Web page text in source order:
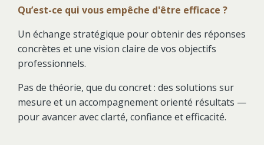
Qu’est-ce qui vous empêche d'être efficace ?
Un échange stratégique pour obtenir des réponses
concrètes et une vision claire de vos objectifs
professionnels.
Pas de théorie, que du concret : des solutions sur
mesure et un accompagnement orienté résultats —
pour avancer avec clarté, confiance et efficacité.